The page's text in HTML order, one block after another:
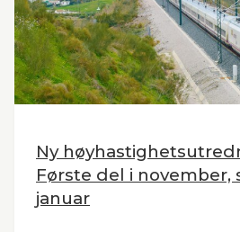
Ny
Første del i november,
januar